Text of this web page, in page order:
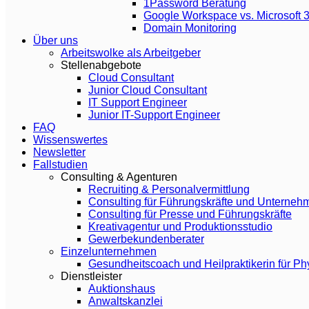
1Password Beratung
Google Workspace vs. Microsoft
Domain Monitoring
Über uns
Arbeitswolke als Arbeitgeber
Stellenabgebote
Cloud Consultant
Junior Cloud Consultant
IT Support Engineer
Junior IT-Support Engineer
FAQ
Wissenswertes
Newsletter
Fallstudien
Consulting & Agenturen
Recruiting & Personalvermittlung
Consulting für Führungskräfte und
Consulting für Presse und Führungskräfte
Kreativagentur und Produktionsstudio
Gewerbekundenberater
Einzelunternehmen
Gesundheitscoach und Heilpraktikerin für
Dienstleister
Auktionshaus
Anwaltskanzlei